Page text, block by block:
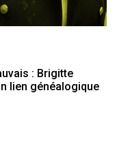
: Brigitte
lien généalogique